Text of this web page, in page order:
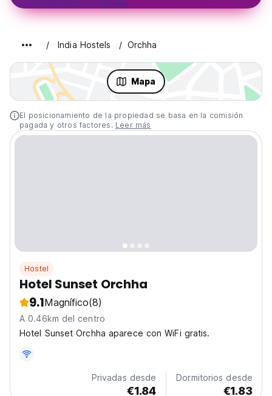
India Hostels Orchha
Mapa
El posicionamiento de la propiedad se basa en la comisión
pagada y otros factores. Leer más
Hostel
Hotel Sunset Orchha
9.1Magnífico(8)
A 0.46km del centro
Hotel Sunset Orchha aparece con WiFi gratis.
Privadas desde
€1.84
Dormitorios desde
€1.83